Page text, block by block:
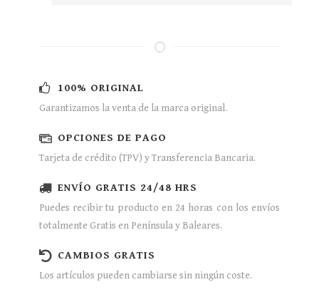
100% ORIGINAL
Garantizamos la venta de la marca original.
OPCIONES DE PAGO
Tarjeta de crédito (TPV) y Transferencia Bancaria.
ENVÍO GRATIS 24/48 HRS
Puedes recibir tu producto en 24 horas con los envíos
totalmente Gratis en Península y Baleares.
CAMBIOS GRATIS
Los artículos pueden cambiarse sin ningún coste.